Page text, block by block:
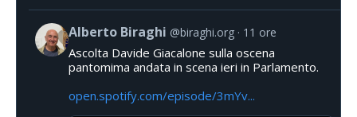
Alberto Biraghi @biraghi.org 11 ore
Ascolta Davide Giacalone sulla oscena
pantomima andata in scena ieri in Parlamento.
open.spotify.com/episode/3mYv...